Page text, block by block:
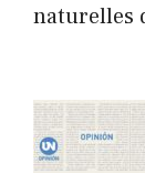
naturelles